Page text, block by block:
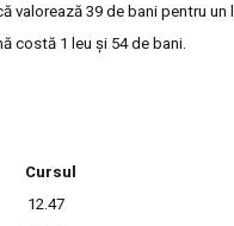
valorează 39 de bani pentru un
costă 1 leu şi 54 de bani.